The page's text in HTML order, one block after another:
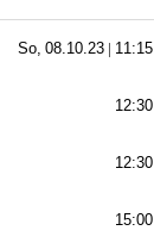
  | 


